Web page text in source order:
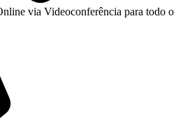
via Videoconferência para todo o